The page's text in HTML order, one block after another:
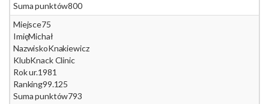
Suma punktów800
Miejsce75
ImięMichał
NazwiskoKnakiewicz
KlubKnack Clinic
Rok ur.1981
Ranking99.125
Suma punktów793